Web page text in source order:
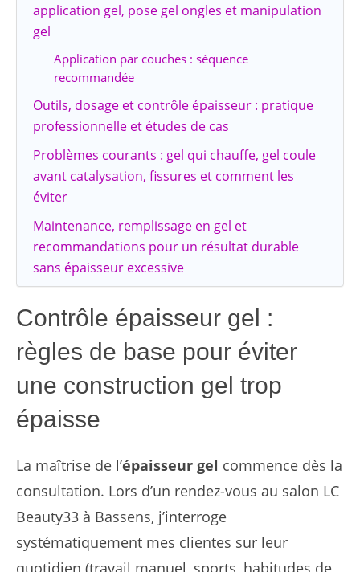
application gel, pose gel ongles et manipulation
gel
Application par couches : séquence
recommandée
Outils, dosage et contrôle épaisseur : pratique
professionnelle et études de cas
Problèmes courants : gel qui chauffe, gel coule
avant catalysation, fissures et comment les
éviter
Maintenance, remplissage en gel et
recommandations pour un résultat durable
sans épaisseur excessive
Contrôle épaisseur gel :
règles de base pour éviter
une construction gel trop
épaisse
La maîtrise de l’épaisseur gel commence dès la
consultation. Lors d’un rendez-vous au salon LC
Beauty33 à Bassens, j’interroge
systématiquement mes clientes sur leur